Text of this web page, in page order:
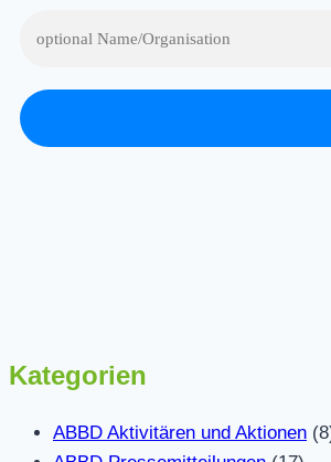
Kategorien
ABBD Aktivitären und Aktionen